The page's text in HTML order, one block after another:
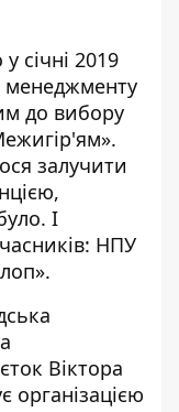
січні 2019
менеджменту
до вибору
залучити
І
НПУ
Віктора
організацією